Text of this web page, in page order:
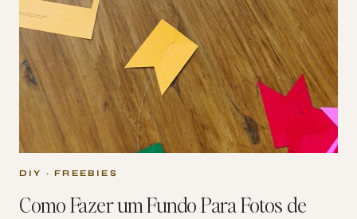
DIY ·FREEBIES
Como Fazer um Fundo Para Fotos de